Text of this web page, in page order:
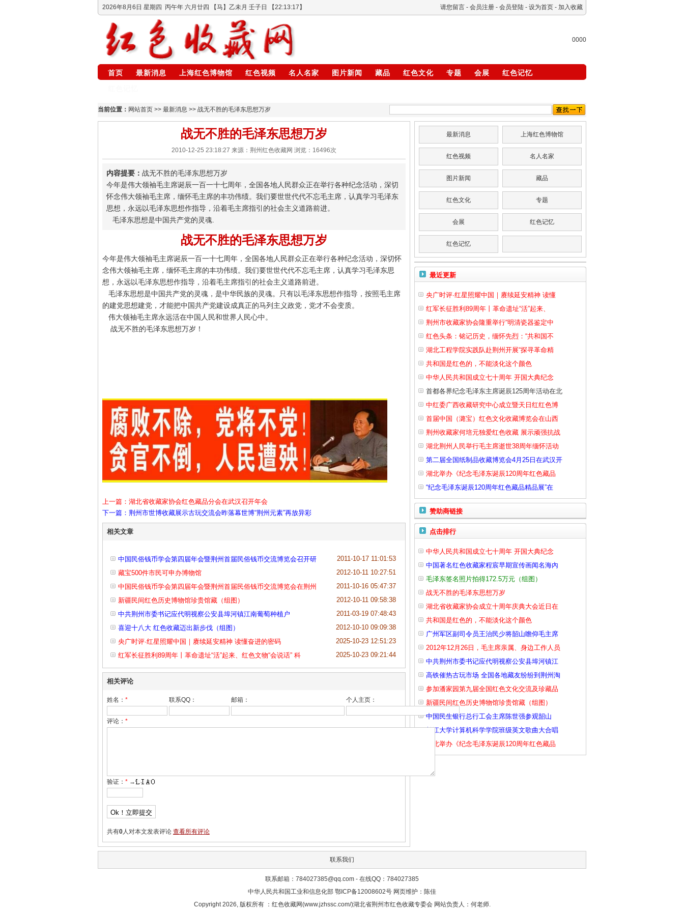
2026年8月6日 星期四 丙午年 六月廿四 【马】乙未月 壬子日 【22:13:17 】 请您留言 - 会员注册 - 会员登陆 - 设为首页 - 加入收藏
0000
首页 最新消息 上海红色博物馆 红色视频 名人名家 图片新闻 藏品 红色文化 专题 会展
红色记忆
当前位置： 网站首页 >> 最新消息 >> 战无不胜的毛泽东思想万岁
战无不胜的毛泽东思想万岁
2010-12-25 23:18:27 来源：荆州红色收藏网 浏览： 16496次
内容提要： 战无不胜的毛泽东思想万岁
今年是伟大领袖毛主席诞辰一百一十七周年，全国各地人民群众正在举行各种纪念活动，深切
怀念伟大领袖毛主席，缅怀毛主席的丰功伟绩。我们要世世代代不忘毛主席，认真学习毛泽东
思想，永远以毛泽东思想作指导，沿着毛主席指引的社会主义道路前进。
毛泽东思想是中国共产党的灵魂.
战无不胜的毛泽东思想万岁
今年是伟大领袖毛主席诞辰一百一十七周年，全国各地人民群众正在举行各种纪念活动，深切怀
念伟大领袖毛主席，缅怀毛主席的丰功伟绩。我们要世世代代不忘毛主席，认真学习毛泽东思
想，永远以毛泽东思想作指导，沿着毛主席指引的社会主义道路前进。
毛泽东思想是中国共产党的灵魂，是中华民族的灵魂。只有以毛泽东思想作指导，按照毛主席
的建党思想建党，才能把中国共产党建设成真正的马列主义政党，党才不会变质。
伟大领袖毛主席永远活在中国人民和世界人民心中。
战无不胜的毛泽东思想万岁！
上一篇：湖北省收藏家协会红色藏品分会在武汉召开年会
下一篇：荆州市世博收藏展示古玩交流会昨落幕世博“荆州元素”再放异彩
相关文章
中国民俗钱币学会第四届年会暨荆州首届民俗钱币交流博览会召开研
2011-10-17 11:01:53
藏宝500件市民可申办博物馆
2012-10-11 10:27:51
中国民俗钱币学会第四届年会暨荆州首届民俗钱币交流博览会在荆州
2011-10-16 05:47:37
新疆民间红色历史博物馆珍贵馆藏（组图）
2012-10-11 09:58:38
中共荆州市委书记应代明视察公安县埠河镇江南葡萄种植户
2011-03-19 07:48:43
喜迎十八大 红色收藏迈出新步伐（组图）
2012-10-10 09:09:38
央广时评·红星照耀中国｜赓续延安精神 读懂奋进的密码
2025-10-23 12:51:23
红军长征胜利89周年丨革命遗址“活”起来、红色文物“会说话” 科
2025-10-23 09:21:44
相关评论
姓名： * 联系QQ： 邮箱： 个人主页：
评论： *
验证： * →
共有0人对本文发表评论 查看所有评论
最新消息 上海红色博物馆
红色视频 名人名家
图片新闻 藏品
红色文化 专题
会展 红色记忆
红色记忆
最近更新
央广时评·红星照耀中国｜赓续延安精神 读懂
红军长征胜利89周年丨革命遗址“活”起来、
荆州市收藏家协会隆重举行“明清瓷器鉴定中
红色头条：铭记历史，缅怀先烈：“共和国不
湖北工程学院实践队赴荆州开展“探寻革命精
共和国是红色的，不能淡化这个颜色
中华人民共和国成立七十周年 开国大典纪念
首都各界纪念毛泽东主席诞辰125周年活动在北
中红委广西收藏研究中心成立暨天日红红色博
首届中国（潞宝）红色文化收藏博览会在山西
荆州收藏家何培元独爱红色收藏 展示顽强抗战
湖北荆州人民举行毛主席逝世38周年缅怀活动
第二届全国纸制品收藏博览会4月25日在武汉开
湖北举办《纪念毛泽东诞辰120周年红色藏品
“纪念毛泽东诞辰120周年红色藏品精品展”在
赞助商链接
点击排行
中华人民共和国成立七十周年 开国大典纪念
中国著名红色收藏家程宸早期宣传画闻名海內
毛泽东签名照片拍得172.5万元（组图）
战无不胜的毛泽东思想万岁
湖北省收藏家协会成立十周年庆典大会近日在
共和国是红色的，不能淡化这个颜色
广州军区副司令员王治民少将韶山瞻仰毛主席
2012年12月26日，毛主席亲属、身边工作人员
中共荆州市委书记应代明视察公安县埠河镇江
高铁催热古玩市场 全国各地藏友纷纷到荆州淘
参加潘家园第九届全国红色文化交流及珍藏品
新疆民间红色历史博物馆珍贵馆藏（组图）
中国民生银行总行工会主席陈世强参观韶山
长江大学计算机科学学院班级英文歌曲大合唱
湖北举办《纪念毛泽东诞辰120周年红色藏品
联系我们
联系邮箱：784027385@qq.com - 在线QQ：784027385
中华人民共和国工业和信息化部 鄂ICP备12008602号 网页维护：陈佳
Copyright 2026, 版权所有 ：红色收藏网(www.jzhssc.com/)湖北省荆州市红色收藏专委会 网站负责人：何老师.